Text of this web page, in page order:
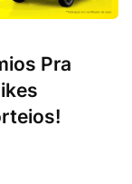
Pra